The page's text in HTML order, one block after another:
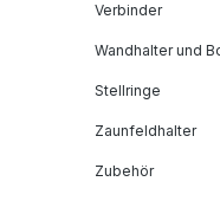
Verbinder
Wandhalter und
Stellringe
Zaunfeldhalter
Zubehör